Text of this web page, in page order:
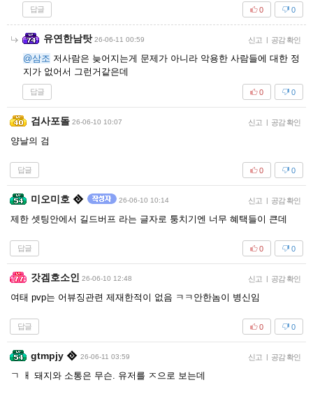
답글 0
0
유연한남탓 26-06-11 00:59 신고 | 공감 확인
@삼조 저사람은 늦어지는게 문제가 아니라 악용한 사람들에 대한 정
지가 없어서 그런거같은데
답글 0
0
검사포돌 26-06-10 10:07 신고 | 공감 확인
양날의 검
답글 0
0
미오미호 26-06-10 10:14 신고 | 공감 확인
제한 셋팅안에서 길드버프 라는 글자로 퉁치기엔 너무 혜택들이 큰데
답글 0
0
갓겜호소인 26-06-10 12:48 신고 | 공감 확인
여태 pvp는 어뷰징관련 제재한적이 없음 ㅋㅋ안한놈이 병신임
답글 0
0
gtmpjy 26-06-11 03:59 신고 | 공감 확인
ㄱ ㅐ 돼지와 소통은 무슨. 유저를 ㅈ으로 보는데